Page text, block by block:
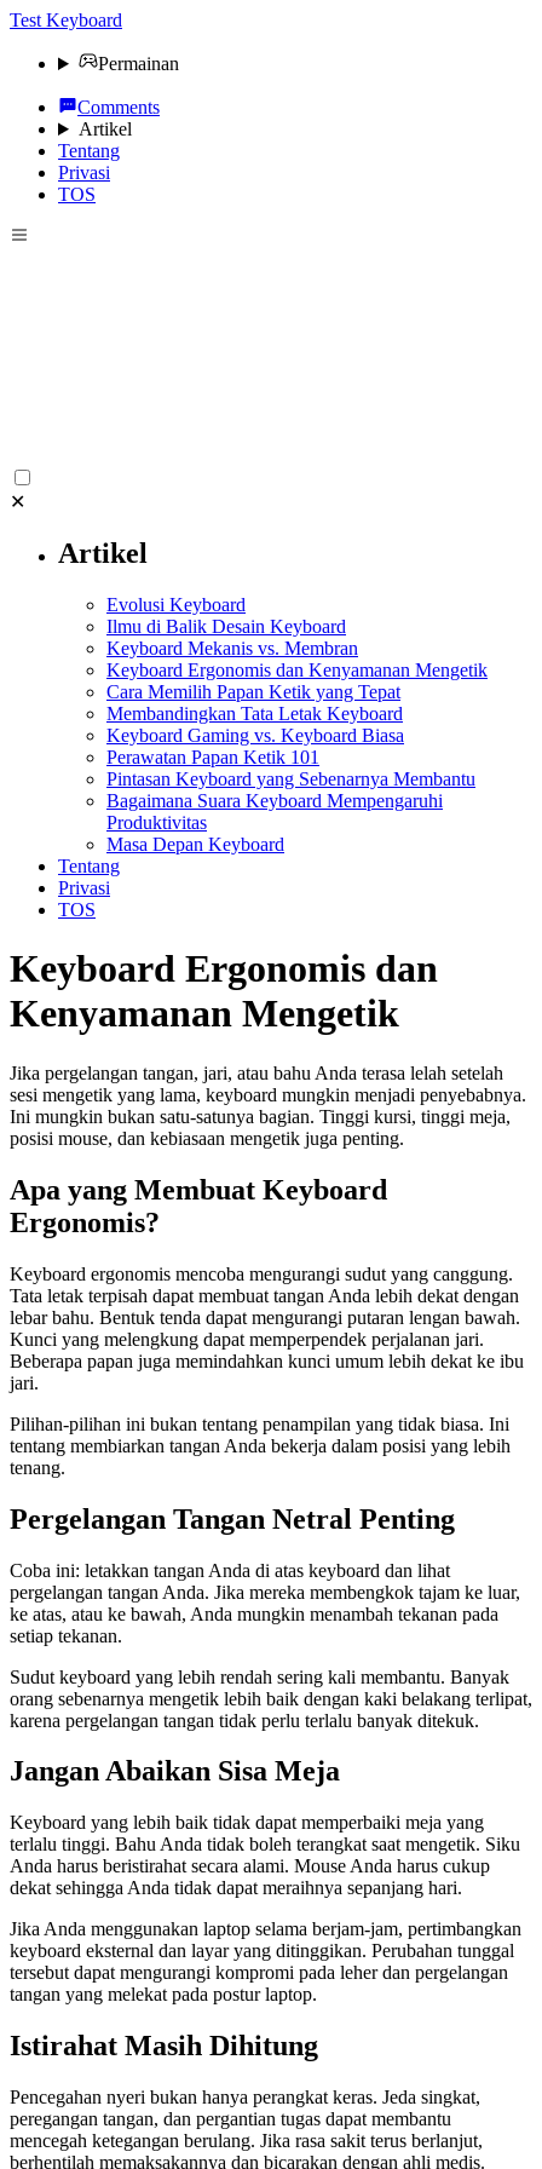
Test Keyboard
Permainan
Comments
Artikel
Tentang
Privasi
TOS
✕
Artikel
Evolusi Keyboard
Ilmu di Balik Desain Keyboard
Keyboard Mekanis vs. Membran
Keyboard Ergonomis dan Kenyamanan Mengetik
Cara Memilih Papan Ketik yang Tepat
Membandingkan Tata Letak Keyboard
Keyboard Gaming vs. Keyboard Biasa
Perawatan Papan Ketik 101
Pintasan Keyboard yang Sebenarnya Membantu
Bagaimana Suara Keyboard Mempengaruhi
Produktivitas
Masa Depan Keyboard
Tentang
Privasi
TOS
Keyboard Ergonomis dan
Kenyamanan Mengetik
Jika pergelangan tangan, jari, atau bahu Anda terasa lelah setelah
sesi mengetik yang lama, keyboard mungkin menjadi penyebabnya.
Ini mungkin bukan satu-satunya bagian. Tinggi kursi, tinggi meja,
posisi mouse, dan kebiasaan mengetik juga penting.
Apa yang Membuat Keyboard
Ergonomis?
Keyboard ergonomis mencoba mengurangi sudut yang canggung.
Tata letak terpisah dapat membuat tangan Anda lebih dekat dengan
lebar bahu. Bentuk tenda dapat mengurangi putaran lengan bawah.
Kunci yang melengkung dapat memperpendek perjalanan jari.
Beberapa papan juga memindahkan kunci umum lebih dekat ke ibu
jari.
Pilihan-pilihan ini bukan tentang penampilan yang tidak biasa. Ini
tentang membiarkan tangan Anda bekerja dalam posisi yang lebih
tenang.
Pergelangan Tangan Netral Penting
Coba ini: letakkan tangan Anda di atas keyboard dan lihat
pergelangan tangan Anda. Jika mereka membengkok tajam ke luar,
ke atas, atau ke bawah, Anda mungkin menambah tekanan pada
setiap tekanan.
Sudut keyboard yang lebih rendah sering kali membantu. Banyak
orang sebenarnya mengetik lebih baik dengan kaki belakang terlipat,
karena pergelangan tangan tidak perlu terlalu banyak ditekuk.
Jangan Abaikan Sisa Meja
Keyboard yang lebih baik tidak dapat memperbaiki meja yang
terlalu tinggi. Bahu Anda tidak boleh terangkat saat mengetik. Siku
Anda harus beristirahat secara alami. Mouse Anda harus cukup
dekat sehingga Anda tidak dapat meraihnya sepanjang hari.
Jika Anda menggunakan laptop selama berjam-jam, pertimbangkan
keyboard eksternal dan layar yang ditinggikan. Perubahan tunggal
tersebut dapat mengurangi kompromi pada leher dan pergelangan
tangan yang melekat pada postur laptop.
Istirahat Masih Dihitung
Pencegahan nyeri bukan hanya perangkat keras. Jeda singkat,
peregangan tangan, dan pergantian tugas dapat membantu
mencegah ketegangan berulang. Jika rasa sakit terus berlanjut,
berhentilah memaksakannya dan bicarakan dengan ahli medis.